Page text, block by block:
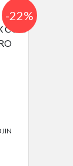
-22%